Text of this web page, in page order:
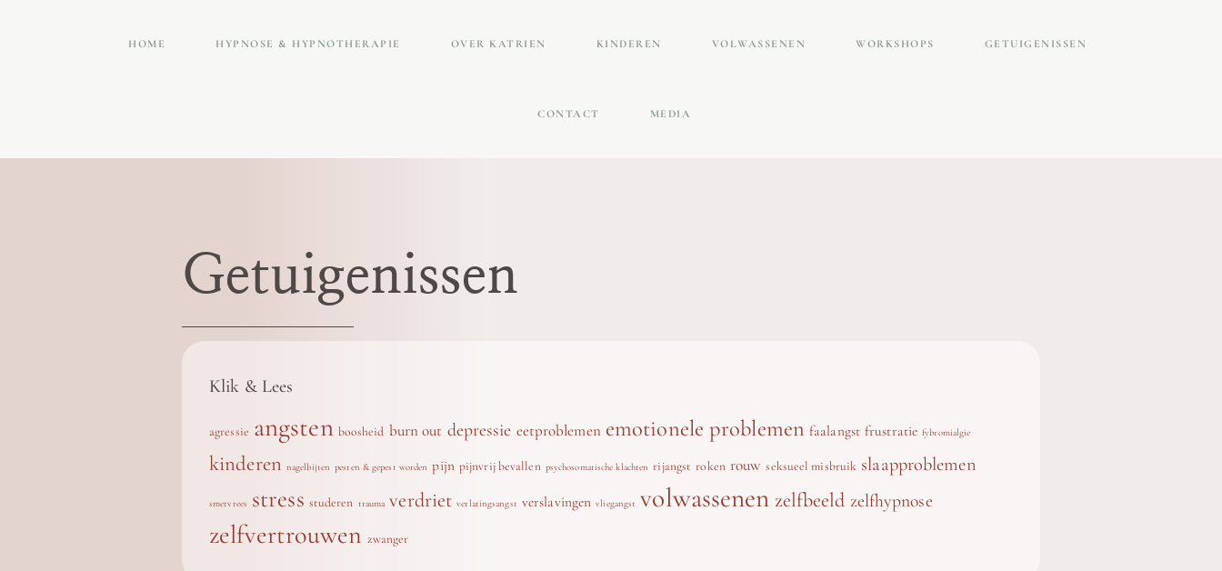
HOME HYPNOSE & HYPNOTHERAPIE OVER KATRIEN KINDEREN VOLWASSENEN WORKSHOPS GETUIGENISSEN
CONTACT MEDIA
Getuigenissen
Klik & Lees
agressie angsten boosheid burn out depressie eetproblemen emotionele problemen faalangst frustratie fybromialgie
kinderen nagelbijten pesten & gepest worden pijn pijnvrij bevallen psychosomatische klachten rijangst roken rouw seksueel misbruik slaapproblemen
smetvrees stress studeren trauma verdriet verlatingsangst verslavingen vliegangst volwassenen zelfbeeld zelfhypnose
zelfvertrouwen zwanger